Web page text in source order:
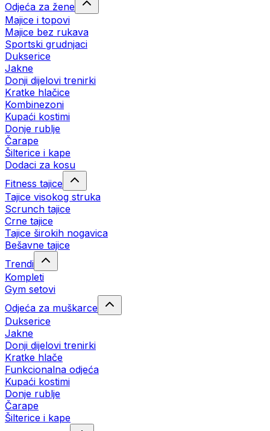
Odjeća za žene
Majice i topovi
Majice bez rukava
Sportski grudnjaci
Dukserice
Jakne
Donji dijelovi trenirki
Kratke hlačice
Kombinezoni
Kupaći kostimi
Donje rublje
Čarape
Šilterice i kape
Dodaci za kosu
Fitness tajice
Tajice visokog struka
Scrunch tajice
Crne tajice
Tajice širokih nogavica
Bešavne tajice
Trendi
Kompleti
Gym setovi
Odjeća za muškarce
Dukserice
Jakne
Donji dijelovi trenirki
Kratke hlače
Funkcionalna odjeća
Kupaći kostimi
Donje rublje
Čarape
Šilterice i kape